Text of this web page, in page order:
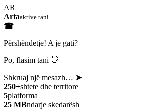
AR
Artaaktive tani
☎
Përshëndetje! A je gati?
Po, flasim tani 👋
Shkruaj një mesazh… ➤
250+shtete dhe territore
5platforma
25 MBndarje skedarësh